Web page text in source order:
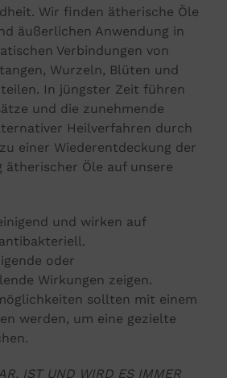
Wir finden ätherische Öle
äußerlichen Anwendung in
Verbindungen von
Wurzeln, Blüten und
In jüngster Zeit führen
und die zunehmende
Heilverfahren durch
einer Wiederentdeckung der
ätherischer Öle auf unsere
und wirken auf
oder
Wirkungen zeigen.
sollten mit einem
werden, um eine gezielte
IST UND WIRD ES IMMER